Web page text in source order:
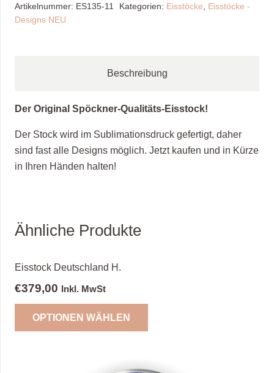
"NEU"
Menge
Artikelnummer: ES135-11 Kategorien: Eisstöcke
Eisstöcke -
Designs NEU
Beschreibung
Der Original Spöckner-Qualitäts-Eisstock!
Der Stock wird im Sublimationsdruck gefertigt, daher
sind fast alle Designs möglich. Jetzt kaufen und in Kürze
in Ihren Händen halten!
Ähnliche Produkte
Eisstock Deutschland H.
€379,00 Inkl. MwSt
OPTIONEN WÄHLEN